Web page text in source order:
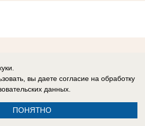
Информация
вы даете согласие на обработку
данных.
ПОНЯТНО